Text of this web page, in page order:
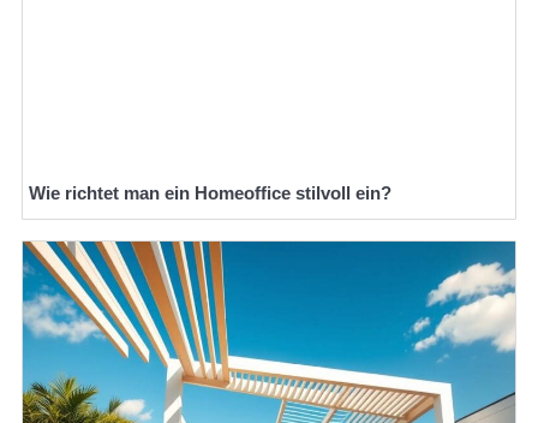
Wie richtet man ein Homeoffice stilvoll ein?